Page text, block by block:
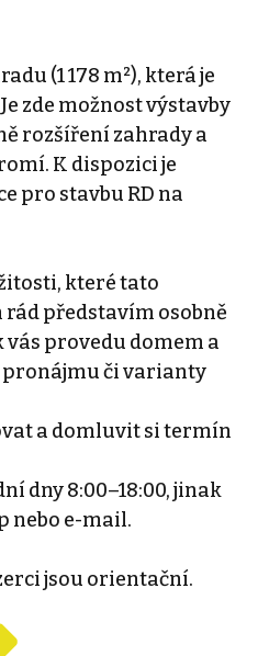
(1 178 m²), která je
zde možnost výstavby
rozšíření zahrady a
K dispozici je
pro stavbu RD na
které tato
představím osobně
provedu domem a
pronájmu či varianty
a domluvit si termín
dny 8:00–18:00, jinak
nebo e-mail.
jsou orientační.